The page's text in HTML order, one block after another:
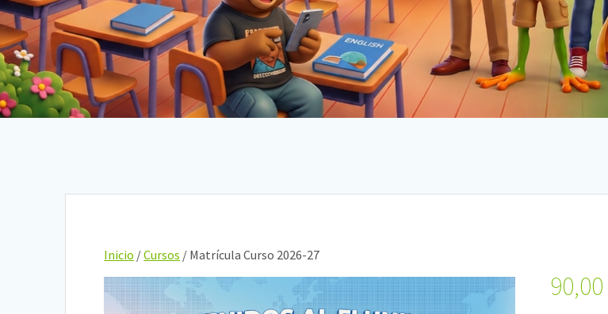
Inicio /Cursos / Matrícula Curso 2026-27
90,00